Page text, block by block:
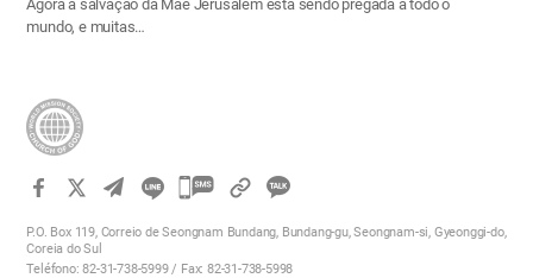
Agora a salvação da Mãe Jerusalém está sendo pregada a todo o
mundo, e muitas…
카
오
톡
P.O. Box 119, Correio de Seongnam Bundang, Bundang-gu, Seongnam-si, Gyeonggi-do,
Coreia do Sul
Teléfono: 82-31-738-5999 / Fax: 82-31-738-5998